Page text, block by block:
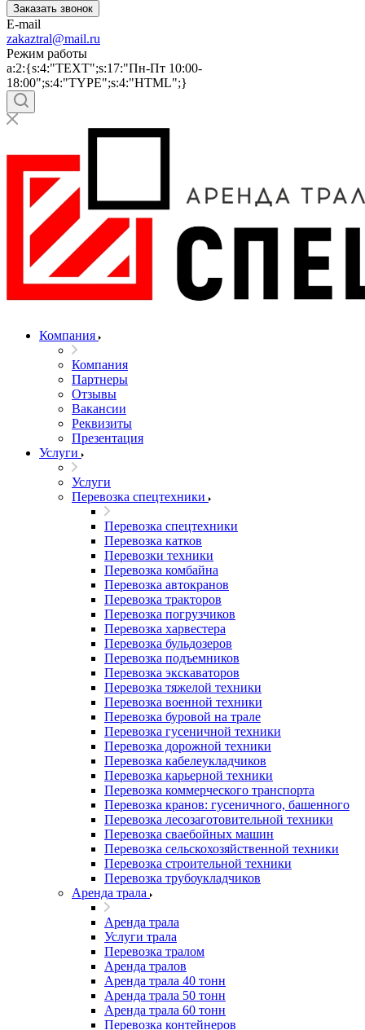
Заказать звонок
E-mail
zakaztral@mail.ru
Режим работы
a:2:{s:4:"TEXT";s:17:"Пн-Пт 10:00-
18:00";s:4:"TYPE";s:4:"HTML";}
Компания
Компания
Партнеры
Отзывы
Вакансии
Реквизиты
Презентация
Услуги
Услуги
Перевозка спецтехники
Перевозка спецтехники
Перевозка катков
Перевозки техники
Перевозка комбайна
Перевозка автокранов
Перевозка тракторов
Перевозка погрузчиков
Перевозка харвестера
Перевозка бульдозеров
Перевозка подъемников
Перевозка экскаваторов
Перевозка тяжелой техники
Перевозка военной техники
Перевозка буровой на трале
Перевозка гусеничной техники
Перевозка дорожной техники
Перевозка кабелеукладчиков
Перевозка карьерной техники
Перевозка коммерческого транспорта
Перевозка кранов: гусеничного, башенного
Перевозка лесозаготовительной техники
Перевозка сваебойных машин
Перевозка сельскохозяйственной техники
Перевозка строительной техники
Перевозка трубоукладчиков
Аренда трала
Аренда трала
Услуги трала
Перевозка тралом
Аренда тралов
Аренда трала 40 тонн
Аренда трала 50 тонн
Аренда трала 60 тонн
Перевозка контейнеров